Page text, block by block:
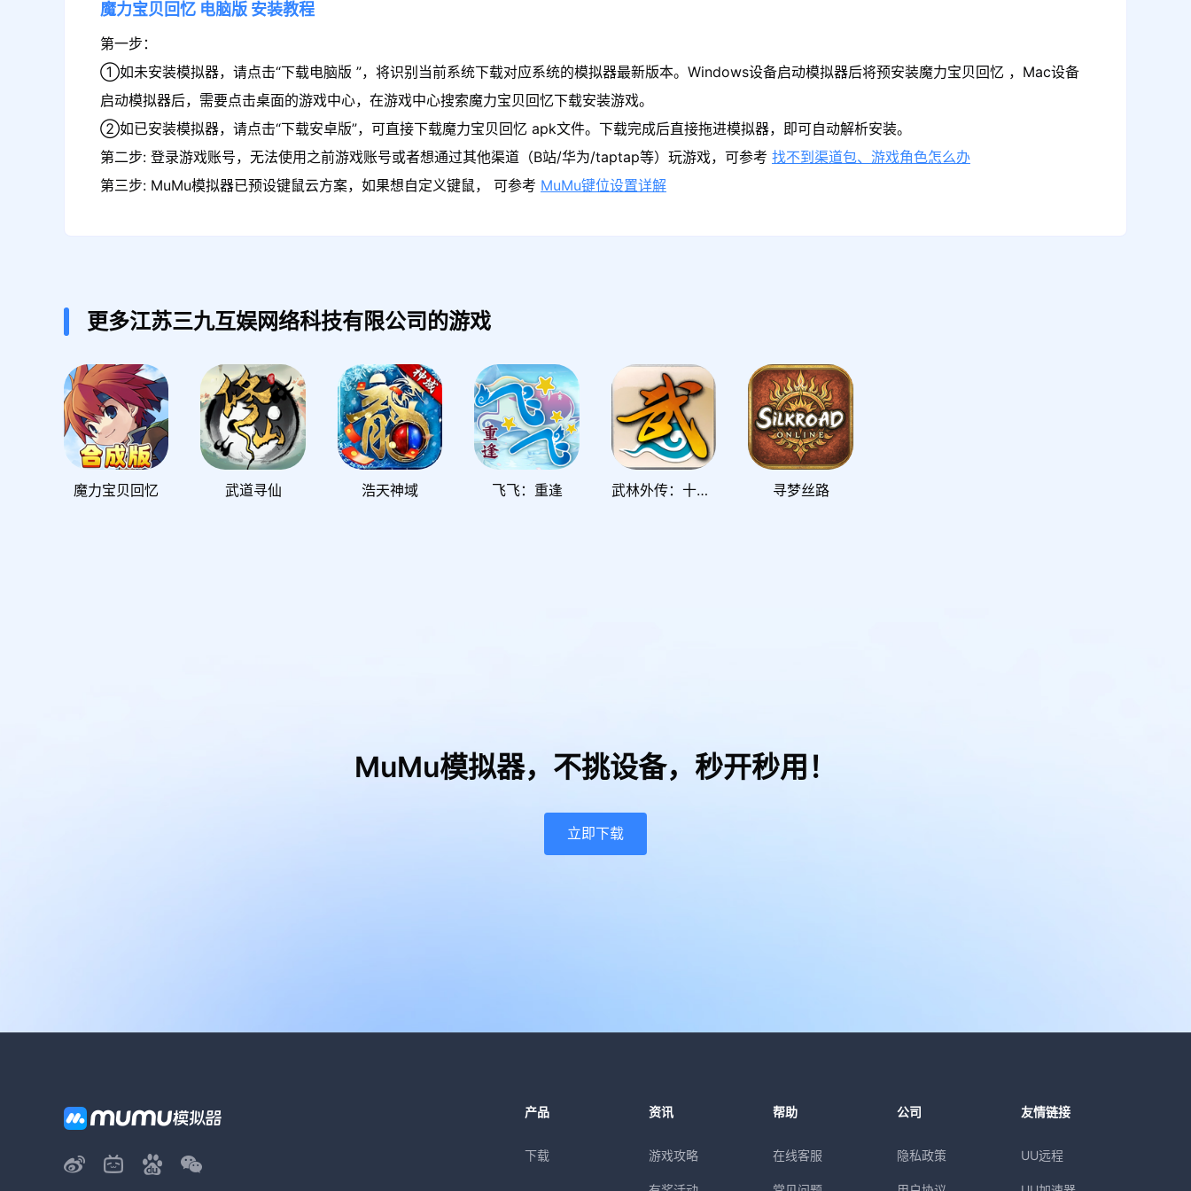
魔力宝贝回忆 电脑版 安装教程
第一步：
①如未安装模拟器，请点击“下载电脑版 ”，将识别当前系统下载对应系统的模拟器最新版本。Windows设备启动模拟器后将预安装魔力宝贝回忆 ，Mac设备
启动模拟器后，需要点击桌面的游戏中心，在游戏中心搜索魔力宝贝回忆下载安装游戏。
②如已安装模拟器，请点击“下载安卓版”，可直接下载魔力宝贝回忆 apk文件。下载完成后直接拖进模拟器，即可自动解析安装。
第二步: 登录游戏账号，无法使用之前游戏账号或者想通过其他渠道（B站/华为/taptap等）玩游戏，可参考 找不到渠道包、游戏角色怎么办
第三步: MuMu模拟器已预设键鼠云方案，如果想自定义键鼠， 可参考 MuMu键位设置详解
更多江苏三九互娱网络科技有限公司的游戏
魔力宝贝回忆 武道寻仙 浩天神域 飞飞：重逢 武林外传：十年之约 寻梦丝路
MuMu模拟器， 不挑设备，秒开秒用！
立即下载
产品
下载
资讯
游戏攻略
帮助
在线客服
公司
隐私政策
友情链接
UU远程